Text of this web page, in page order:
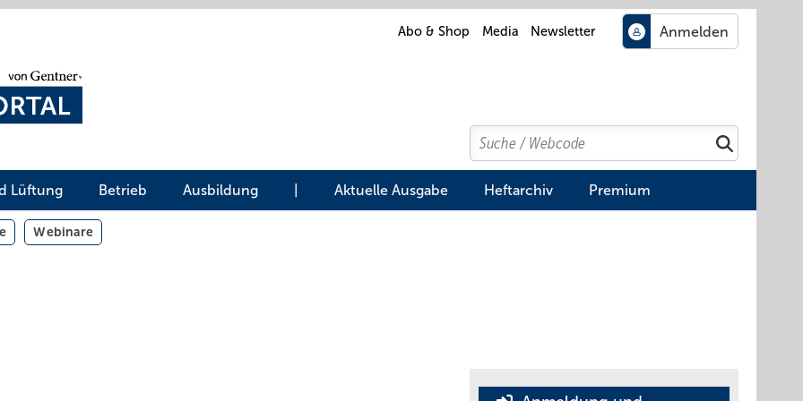
Abo & Shop Media Newsletter
Search
Suchen
Lüftung Betrieb Ausbildung Aktuelle Ausgabe Heftarchiv Premium
Webinare